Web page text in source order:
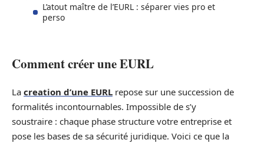
L’atout maître de l’EURL : séparer vies pro et
perso
Comment créer une EURL
La creation d’une EURL repose sur une succession de
formalités incontournables. Impossible de s’y
soustraire : chaque phase structure votre entreprise et
pose les bases de sa sécurité juridique. Voici ce que la